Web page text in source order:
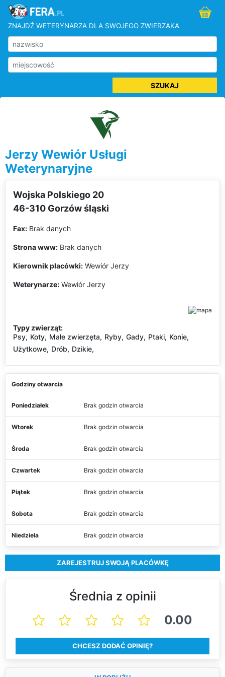
ZNAJDŹ WETERYNARZA DLA SWOJEGO ZWIERZAKA
SZUKAJ
Jerzy Wewiór Usługi
Weterynaryjne
Wojska Polskiego 20
46-310 Gorzów śląski
Fax: Brak danych
Strona www: Brak danych
Kierownik placówki: Wewiór Jerzy
Weterynarze: Wewiór Jerzy
Typy zwierząt:
Psy, Koty, Małe zwierzęta, Ryby, Gady, Ptaki, Konie,
Użytkowe, Drób, Dzikie,
Godziny otwarcia
Poniedziałek Brak godzin otwarcia
Wtorek Brak godzin otwarcia
Środa Brak godzin otwarcia
Czwartek Brak godzin otwarcia
Piątek Brak godzin otwarcia
Sobota Brak godzin otwarcia
Niedziela Brak godzin otwarcia
ZAREJESTRUJ SWOJĄ PLACÓWKĘ
Średnia z opinii
0.00
CHCESZ DODAĆ OPINIĘ?